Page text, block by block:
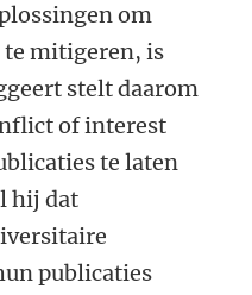
om
mitigeren, is
stelt daarom
of interest
te laten
hij dat
publicaties